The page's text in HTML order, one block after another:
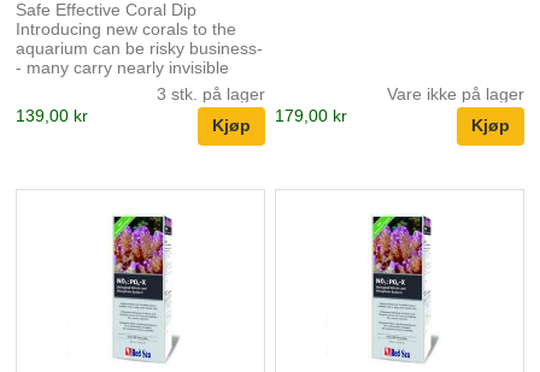
Safe Effective Coral Dip
Introducing new corals to the
aquarium can be risky business-
- many carry nearly invisible
unwanted pests that can
reproduce and wreak havoc on
your system. For this reason, it
is always recommended to
available coral dips can be
limited in their effectiveness, or
even overly harsh and
damaging to the corals
themselves. Red Sea has
created DipX for quickly and
3 stk. på lager
139,00 kr
Vare ikke på lager
179,00 kr